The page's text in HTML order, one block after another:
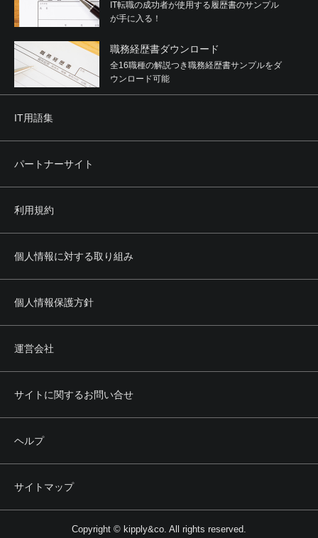
IT転職の成功者が使用する履歴書のサンプル
が手に入る！
職務経歴書ダウンロード
全16職種の解説つき職務経歴書サンプルをダ
ウンロード可能
IT用語集
パートナーサイト
利用規約
個人情報に対する取り組み
個人情報保護方針
運営会社
サイトに関するお問い合せ
ヘルプ
サイトマップ
Copyright © kipply&co. All rights reserved.